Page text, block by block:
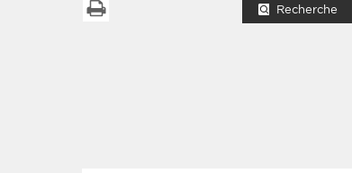
Recherche